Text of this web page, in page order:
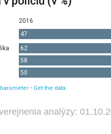
analýzy: